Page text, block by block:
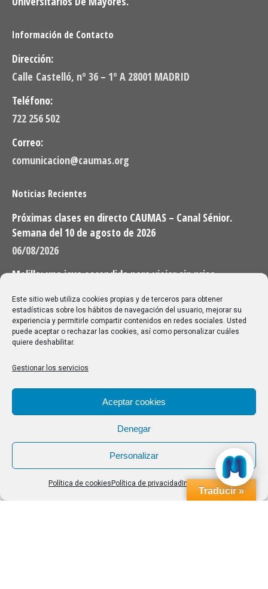
Este sitio web utiliza cookies propias y de terceros para obtener
estadísticas sobre los hábitos de navegación del usuario, mejorar su
experiencia y permitirle compartir contenidos en redes sociales. Usted
puede aceptar o rechazar las cookies, así como personalizar cuáles
quiere deshabilitar.
Gestionar los servicios
Aceptar cookies
Denegar
Personalizar
Política de cookies Política de privacidad Impressum
Información de Contacto
Dirección:
Calle Castelló, nº 36 – 1º A 28001 MADRID
Teléfono:
722 256 502
Correo:
comunicacion@caumas.org
Noticias Recientes
Próximas clases en directo CAUMAS – Canal Sénior.
Semana del 10 de agosto de 2026
06/08/2026
Melilla: una joya escondida para viajar sin prisa
28/07/2026
Buscar
Buscar:
Aviso Legal|Política de privacidad|Política de cookies
Traducir »